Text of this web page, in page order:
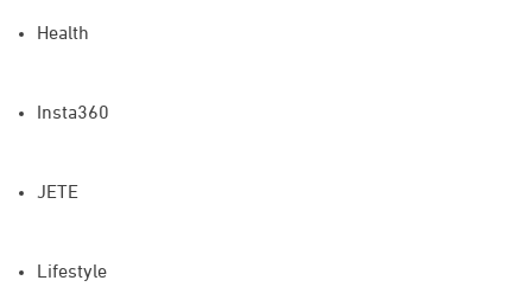
Health
Insta360
JETE
Lifestyle